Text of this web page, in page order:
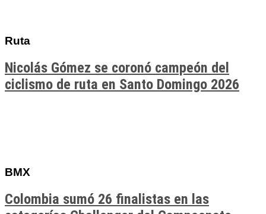
Ruta
Nicolás Gómez se coronó campeón del
ciclismo de ruta en Santo Domingo 2026
BMX
Colombia sumó 26 finalistas en las